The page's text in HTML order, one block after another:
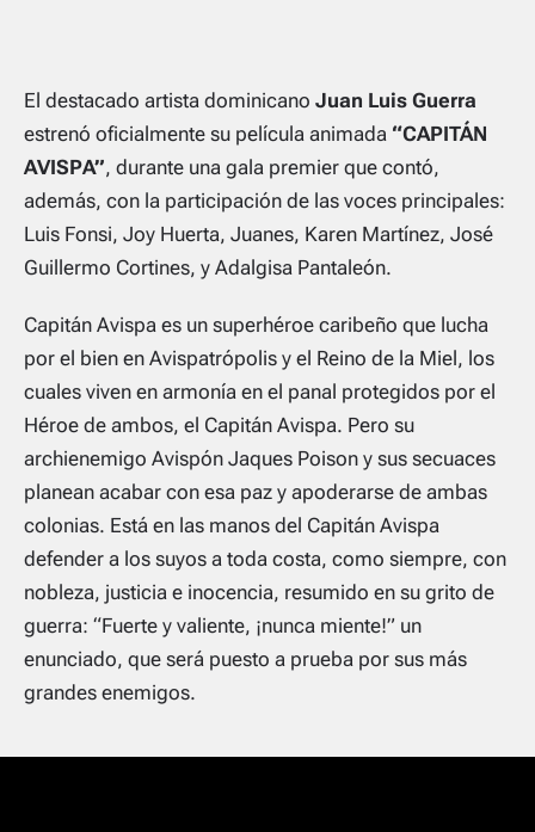
El destacado artista dominicano Juan Luis Guerra
estrenó oficialmente su película animada “CAPITÁN
AVISPA”, durante una gala premier que contó,
además, con la participación de las voces principales:
Luis Fonsi, Joy Huerta, Juanes, Karen Martínez, José
Guillermo Cortines, y Adalgisa Pantaleón.
Capitán Avispa es un superhéroe caribeño que lucha
por el bien en Avispatrópolis y el Reino de la Miel, los
cuales viven en armonía en el panal protegidos por el
Héroe de ambos, el Capitán Avispa. Pero su
archienemigo Avispón Jaques Poison y sus secuaces
planean acabar con esa paz y apoderarse de ambas
colonias. Está en las manos del Capitán Avispa
defender a los suyos a toda costa, como siempre, con
nobleza, justicia e inocencia, resumido en su grito de
guerra: “Fuerte y valiente, ¡nunca miente!” un
enunciado, que será puesto a prueba por sus más
grandes enemigos.